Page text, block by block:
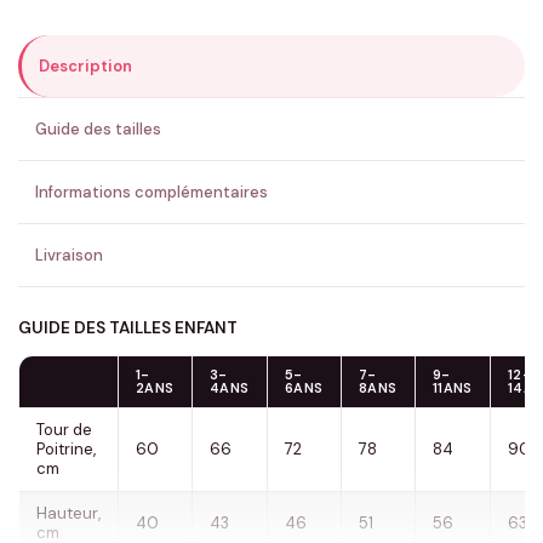
ENVOYER MA DEMANDE ✨
💚 Retour sous 24-48h🇫🇷 Flocage en France✅ Validation avant fabrication
Description
Guide des tailles
Informations complémentaires
Livraison
GUIDE DES TAILLES ENFANT
1-
2ANS
3-
4ANS
5-
6ANS
7-
8ANS
9-
11ANS
12-
Tour de
Poitrine,
cm
60 66 72 78 84 90
Hauteur,
cm
40 43 46 51 56 63